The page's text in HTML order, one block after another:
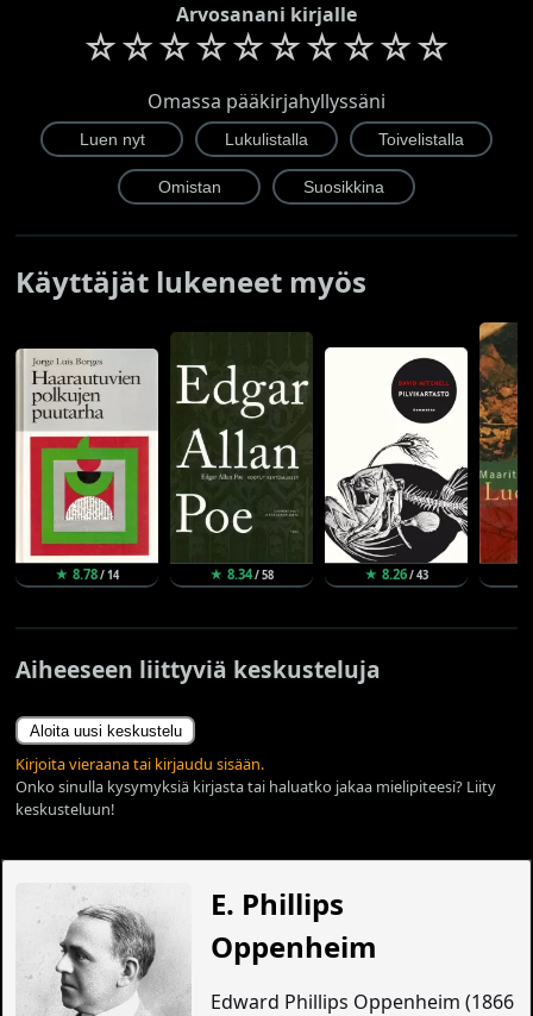
Arvosanani kirjalle
☆☆☆☆☆☆☆☆☆☆
Omassa pääkirjahyllyssäni
Käyttäjät lukeneet myös
★ 8.78/ 14 ★ 8.34/ 58 ★ 8.26/ 43
Aiheeseen liittyviä keskusteluja
Aloita uusi keskustelu
Kirjoita vieraana tai kirjaudu sisään.
Onko sinulla kysymyksiä kirjasta tai haluatko jakaa mielipiteesi? Liity
keskusteluun!
E. Phillips
Oppenheim
Edward Phillips Oppenheim (1866